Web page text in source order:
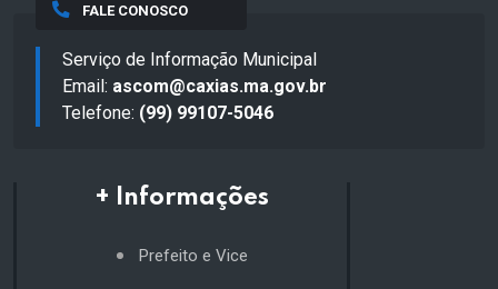
FALE CONOSCO
Serviço de Informação Municipal
Email: ascom@caxias.ma.gov.br
Telefone: (99) 99107-5046
+ Informações
Prefeito e Vice